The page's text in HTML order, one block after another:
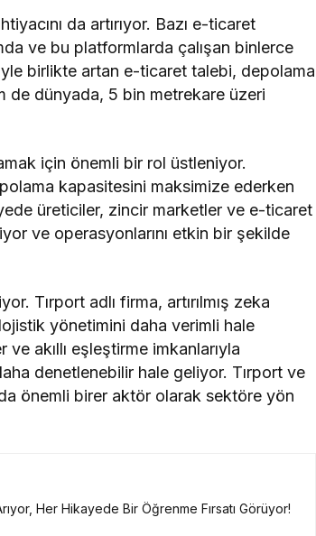
da artırıyor. Bazı e-ticaret
ve bu platformlarda çalışan binlerce
birlikte artan e-ticaret talebi, depolama
de dünyada, 5 bin metrekare üzeri
için önemli bir rol üstleniyor.
kapasitesini maksimize ederken
üreticiler, zincir marketler ve e-ticaret
ve operasyonlarını etkin bir şekilde
Tırport adlı firma, artırılmış zeka
yönetimini daha verimli hale
akıllı eşleştirme imkanlarıyla
denetlenebilir hale geliyor. Tırport ve
önemli birer aktör olarak sektöre yön
Her Hikayede Bir Öğrenme Fırsatı Görüyor!